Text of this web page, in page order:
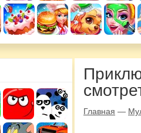
Главная —